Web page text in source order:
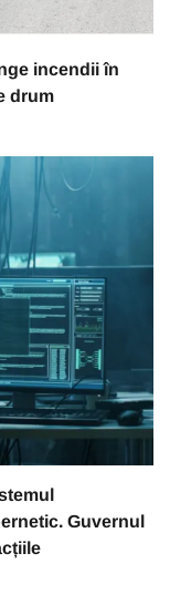
incendii în
drum
Guvernul